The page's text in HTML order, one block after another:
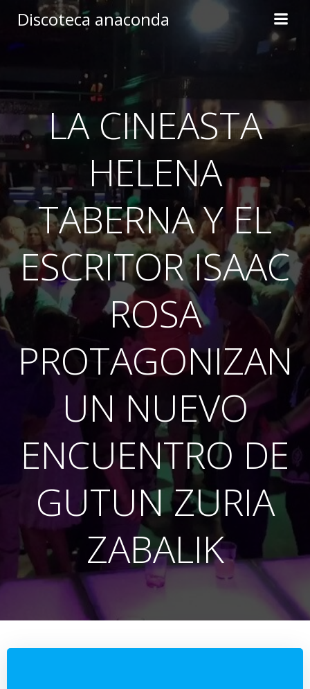
to
Discoteca anaconda
LA CINEASTA
HELENA
TABERNA Y EL
ESCRITOR ISAAC
ROSA
PROTAGONIZAN
UN NUEVO
ENCUENTRO DE
GUTUN ZURIA
ZABALIK